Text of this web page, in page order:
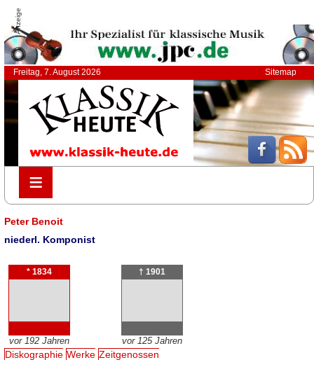
Anzeige
Freitag, 7. August 2026 Sitemap
≡
≡
Peter Benoit
niederl. Komponist
* 1834
vor 192 Jahren
† 1901
vor 125 Jahren
Diskographie Werke Zeitgenossen